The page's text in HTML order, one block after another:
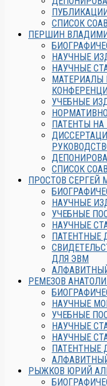
СПИСОК
ПЕРШИН
НАУЧНЫЕ
НАУЧНЫЕ
МАТЕРИАЛЫ
УЧЕБНЫЕ
ПАТЕНТЫ
СПИСОК
ПРОСТОВ СЕРГЕЙ
НАУЧНЫЕ
УЧЕБНЫЕ
НАУЧНЫЕ
ПАТЕНТНЫЕ
ДЛЯ ЭВМ
РЕМЕЗОВ
НАУЧНЫЕ
УЧЕБНЫЕ
НАУЧНЫЕ
НАУЧНЫЕ
ПАТЕНТНЫЕ
РЫЖКОВ ЮРИЙ